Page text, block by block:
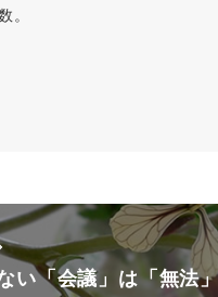
。
い「会議」は「無法